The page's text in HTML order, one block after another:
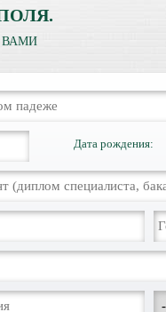
ВАМИ
Дата рождения: